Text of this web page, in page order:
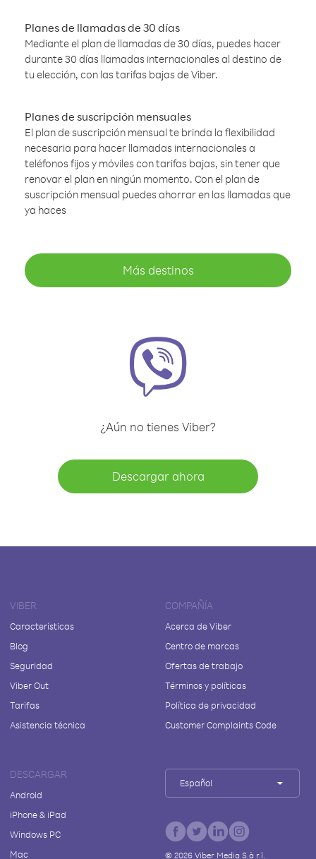
Planes de llamadas de 30 días
Mediante el plan de llamadas de 30 días, puedes hacer
durante 30 días llamadas internacionales al destino de
tu elección, con las tarifas bajas de Viber.
Planes de suscripción mensuales
El plan de suscripción mensual te brinda la flexibilidad
necesaria para hacer llamadas internacionales a
teléfonos fijos y móviles con tarifas bajas, sin tener que
renovar el plan en ningún momento. Con el plan de
suscripción mensual puedes ahorrar en las llamadas que
ya haces
Más destinos
¿Aún no tienes Viber?
Descargar ahora
VIBER
Características
Blog
Seguridad
Viber Out
Tarifas
Asistencia técnica
COMPAÑÍA
Acerca de Viber
Centro de marcas
Ofertas de trabajo
Términos y políticas
Política de privacidad
Customer Complaints Code
DESCARGAR
Android
iPhone & iPad
Windows PC
Mac
Español
© 2026Viber Media S.à r.l.